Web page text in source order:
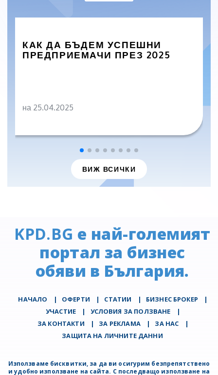
КАК ДА БЪДЕМ УСПЕШНИ
ПРЕДПРИЕМАЧИ ПРЕЗ 2025
на 25.04.2025
ВИЖ ВСИЧКИ
KPD.BG е най-големият
портал за бизнес
обяви в България.
НАЧАЛО | ОФЕРТИ | СТАТИИ | БИЗНЕС БРОКЕР
|
УЧАСТИЕ
| УСЛОВИЯ ЗА ПОЛЗВАНЕ
|
ЗА КОНТАКТИ
| ЗА РЕКЛАМА | ЗА НАС
|
ЗАЩИТА НА ЛИЧНИТЕ ДАННИ
Използваме бисквитки, за да ви осигурим безпрепятствено
и удобно използване на сайта. С последващо използване на